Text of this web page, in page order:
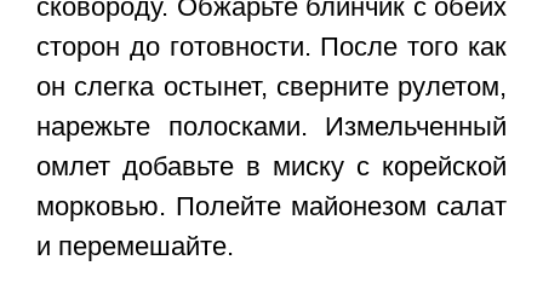
сковороду. Обжарьте блинчик с обеих
сторон до готовности. После того как
он слегка остынет, сверните рулетом,
нарежьте полосками. Измельченный
омлет добавьте в миску с корейской
морковью. Полейте майонезом салат
и перемешайте.